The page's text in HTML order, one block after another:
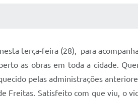
terça-feira (28), para
as obras em toda a cidade.
pelas administrações
Freitas. Satisfeito com que viu, o